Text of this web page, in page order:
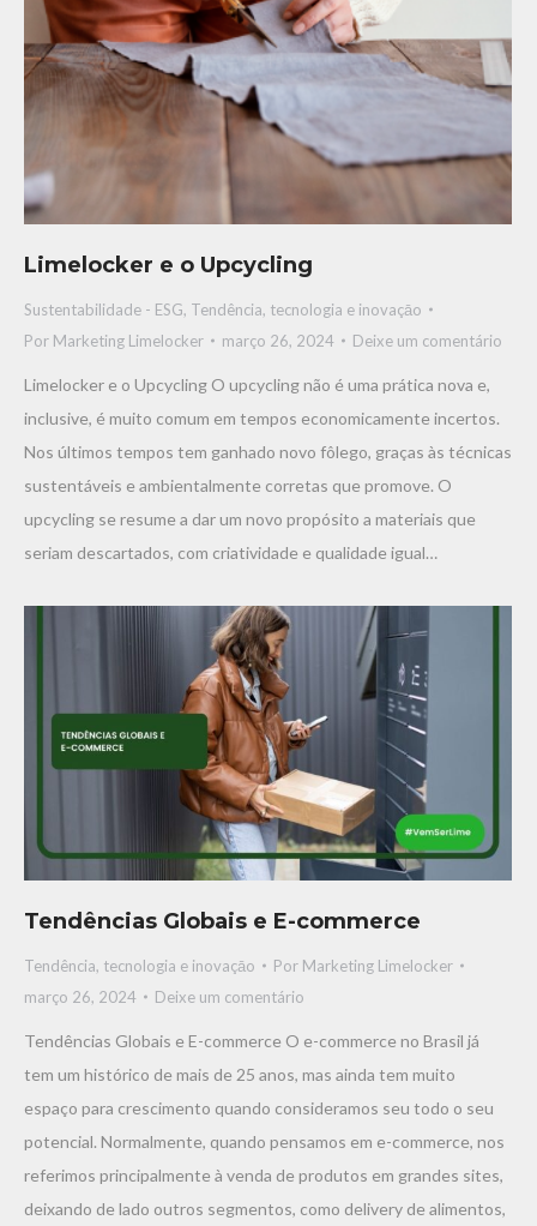
Limelocker e o Upcycling
Sustentabilidade - ESG, Tendência, tecnologia e inovaçāo
Por Marketing Limelocker março 26, 2024 Deixe um comentário
Limelocker e o Upcycling O upcycling não é uma prática nova e,
inclusive, é muito comum em tempos economicamente incertos.
Nos últimos tempos tem ganhado novo fôlego, graças às técnicas
sustentáveis e ambientalmente corretas que promove. O
upcycling se resume a dar um novo propósito a materiais que
seriam descartados, com criatividade e qualidade igual…
Tendências Globais e E-commerce
Tendência, tecnologia e inovaçāo Por Marketing Limelocker
março 26, 2024
Deixe um comentário
Tendências Globais e E-commerce O e-commerce no Brasil já
tem um histórico de mais de 25 anos, mas ainda tem muito
espaço para crescimento quando consideramos seu todo o seu
potencial. Normalmente, quando pensamos em e-commerce, nos
referimos principalmente à venda de produtos em grandes sites,
deixando de lado outros segmentos, como delivery de alimentos,